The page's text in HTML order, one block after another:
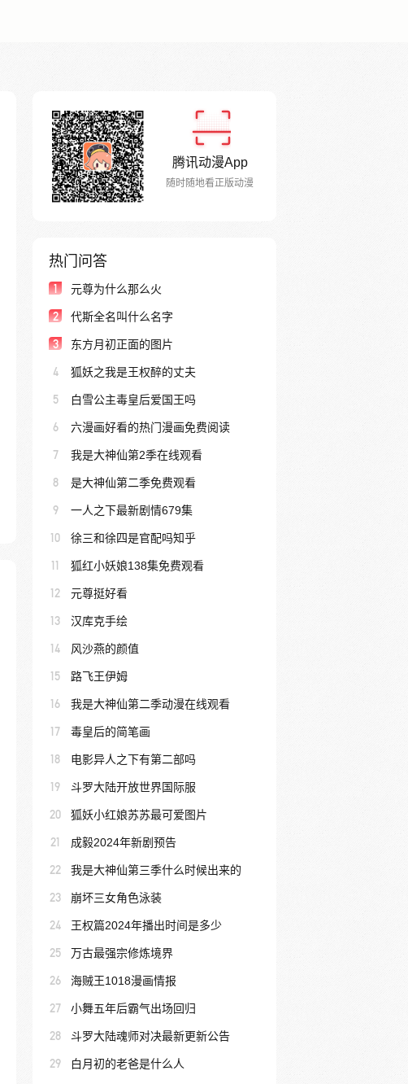
腾讯动漫App
随时随地看正版动漫
热门问答
1 元尊为什么那么火
2 代斯全名叫什么名字
3 东方月初正面的图片
4 狐妖之我是王权醉的丈夫
5 白雪公主毒皇后爱国王吗
6 六漫画好看的热门漫画免费阅读
7 我是大神仙第2季在线观看
8 是大神仙第二季免费观看
9 一人之下最新剧情679集
10 徐三和徐四是官配吗知乎
11 狐红小妖娘138集免费观看
12 元尊挺好看
13 汉库克手绘
14 风沙燕的颜值
15 路飞王伊姆
16 我是大神仙第二季动漫在线观看
17 毒皇后的简笔画
18 电影异人之下有第二部吗
19 斗罗大陆开放世界国际服
20 狐妖小红娘苏苏最可爱图片
21 成毅2024年新剧预告
22 我是大神仙第三季什么时候出来的
23 崩坏三女角色泳装
24 王权篇2024年播出时间是多少
25 万古最强宗修炼境界
26 海贼王1018漫画情报
27 小舞五年后霸气出场回归
28 斗罗大陆魂师对决最新更新公告
29 白月初的老爸是什么人